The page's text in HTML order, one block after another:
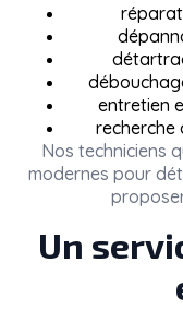
entretien
recherche
Nos techniciens
modernes pour
Un